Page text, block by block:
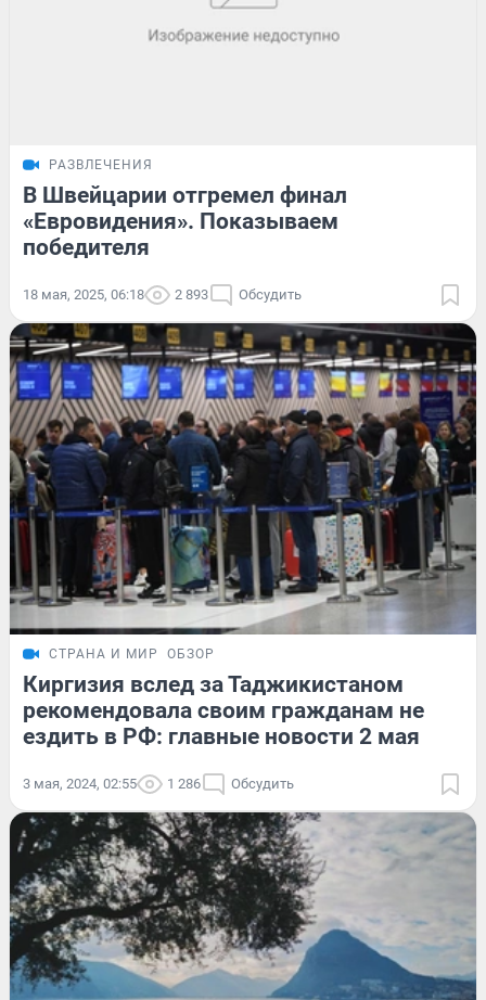
РАЗВЛЕЧЕНИЯ
В Швейцарии отгремел финал
«Евровидения». Показываем
победителя
18 мая, 2025, 06:18 2 893 Обсудить
СТРАНА И МИР ОБЗОР
Киргизия вслед за Таджикистаном
рекомендовала своим гражданам не
ездить в РФ: главные новости 2 мая
3 мая, 2024, 02:55 1 286 Обсудить